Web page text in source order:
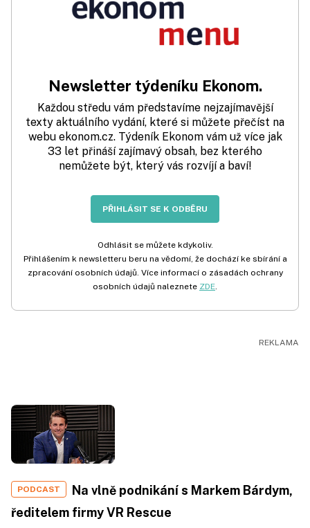
Newsletter týdeníku Ekonom.
Každou středu vám představíme nejzajímavější
texty aktuálního vydání, které si můžete přečíst na
webu ekonom.cz. Týdeník Ekonom vám už více jak
33 let přináší zajímavý obsah, bez kterého
nemůžete být, který vás rozvíjí a baví!
PŘIHLÁSIT SE K ODBĚRU
Odhlásit se můžete kdykoliv.
Přihlášením k newsletteru beru na vědomí, že dochází ke sbírání a
zpracování osobních údajů. Více informací o zásadách ochrany
osobních údajů naleznete ZDE.
PODCAST
Na vlně podnikání s Markem Bárdym,
ředitelem firmy VR Rescue